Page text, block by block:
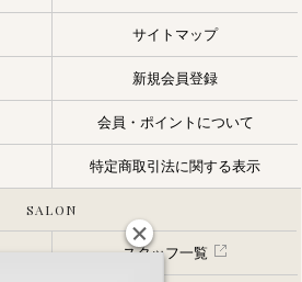
サイトマップ
新規会員登録
会員・ポイントについて
特定商取引法に関する表示
SALON
スタッフ一覧